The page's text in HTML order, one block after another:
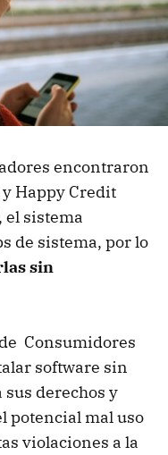
encontraron
Happy Credit
el sistema
de sistema, por lo
sin
Consumidores
software sin
derechos y
potencial mal uso
violaciones a la